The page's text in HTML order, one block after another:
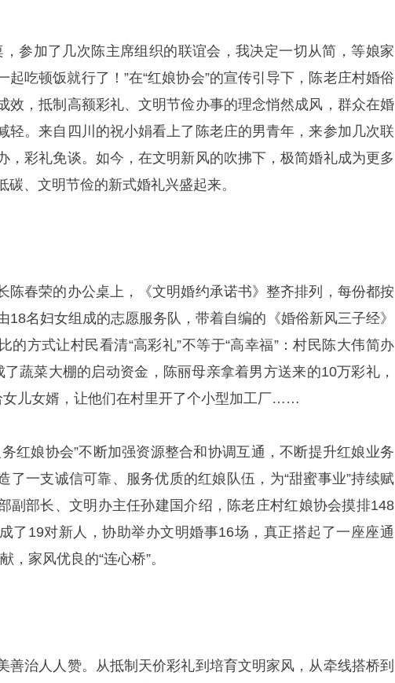
，参加了几次陈主席组织的联谊会，我决定一切从简，等娘家
起吃顿饭就行了！”在“红娘协会”的宣传引导下，陈老庄村婚俗
效，抵制高额彩礼、文明节俭办事的理念悄然成风，群众在婚
轻。来自四川的祝小娟看上了陈老庄的男青年，来参加几次联
，彩礼免谈。如今，在文明新风的吹拂下，极简婚礼成为更多
碳、文明节俭的新式婚礼兴盛起来。
陈春荣的办公桌上，《文明婚约承诺书》整齐排列，每份都按
18名妇女组成的志愿服务队，带着自编的《婚俗新风三子经》
的方式让村民看清“高彩礼”不等于“高幸福”：村民陈大伟简办
蔬菜大棚的启动资金，陈丽母亲拿着男方送来的10万彩礼，
女儿女婿，让他们在村里开了个小型加工厂……
红娘协会”不断加强资源整合和协调互通，不断提升红娘业务
了一支诚信可靠、服务优质的红娘队伍，为“甜蜜事业”持续赋
副部长、文明办主任孙建国介绍，陈老庄村红娘协会摸排148
了19对新人，协助举办文明婚事16场，真正搭起了一座座通
，家风优良的“连心桥”。
善治人人赞。从抵制天价彩礼到培育文明家风，从牵线搭桥到